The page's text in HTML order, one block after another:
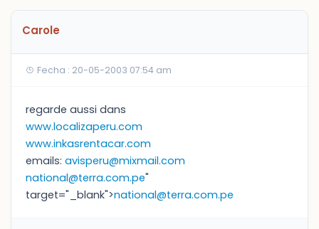
Carole
Fecha : 20-05-2003 07:54 am
regarde aussi dans
www.localizaperu.com
www.inkasrentacar.com
emails: avisperu@mixmail.com
national@terra.com.pe"
target="_blank">national@terra.com.pe